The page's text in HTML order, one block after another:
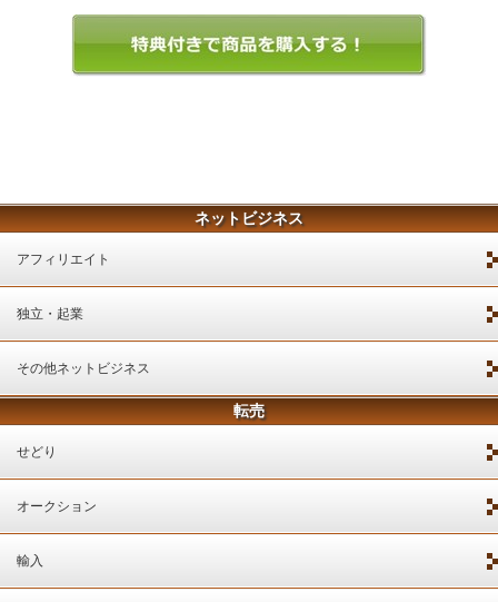
ネットビジネス
アフィリエイト
独立・起業
その他ネットビジネス
転売
せどり
オークション
輸入